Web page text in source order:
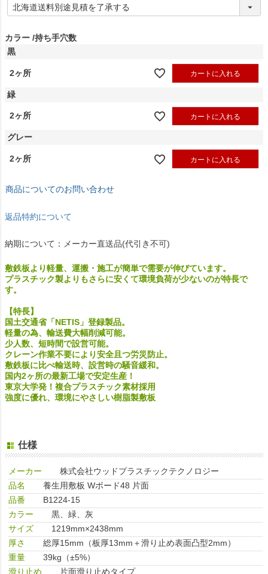
必
須
カラー 持ち手穴数
黒
2ヶ所 カートに入れる
緑
2ヶ所 カートに入れる
グレー
2ヶ所 カートに入れる
商品についてのお問い合わせ
返品特約について
納期について：メーカー直送品(代引き不可)
敷鉄板より軽量、運搬・施工が簡単で需要が伸びています。
プラスチック製よりもさらに安くて環境負荷が少ないのが特長で
す。
【特長】
国土交通省「NETIS」登録製品。
軽量の為、輸送費大幅削減可能。
少人数、短時間で設営可能。
クレーン作業不要により安全且つ労災防止。
敷鉄板に比べ輸送時、設営時の騒音緩和。
国内2ヶ所の最新工場で安定生産！
東京大学発！複合プラスチック素材採用
強度に優れ、環境にやさしい樹脂製敷板
仕様
メーカー
株式会社ウッドプラスチックテクノロジー
品名
養生用敷板 Wボード48 片面
品番
B1224-15
カラー
黒、緑、灰
サイズ
1219mm×2438mm
厚さ
総厚15mm（板厚13mm＋滑り止め表面凸型2mm）
重量
39kg（±5%）
滑り止め
片面滑り止めタイプ